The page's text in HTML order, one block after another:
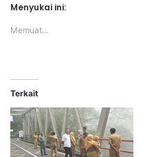
Menyukai ini:
Memuat...
Terkait